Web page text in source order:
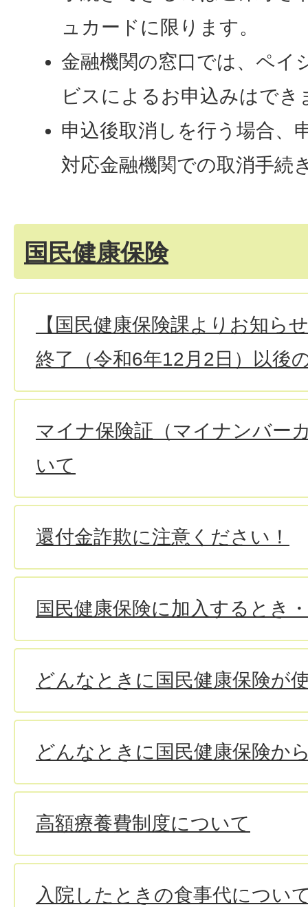
ュカードに限ります。
金融機関の窓口では、ペイ
ビスによるお申込みはでき
申込後取消しを行う場合、
対応金融機関での取消手続
国民健康保険
【国民健康保険課よりお知ら
終了（令和6年12月2日）以後
マイナ保険証（マイナンバー
いて
還付金詐欺に注意ください！
国民健康保険に加入するとき
どんなときに国民健康保険が
どんなときに国民健康保険か
高額療養費制度について
入院したときの食事代につい